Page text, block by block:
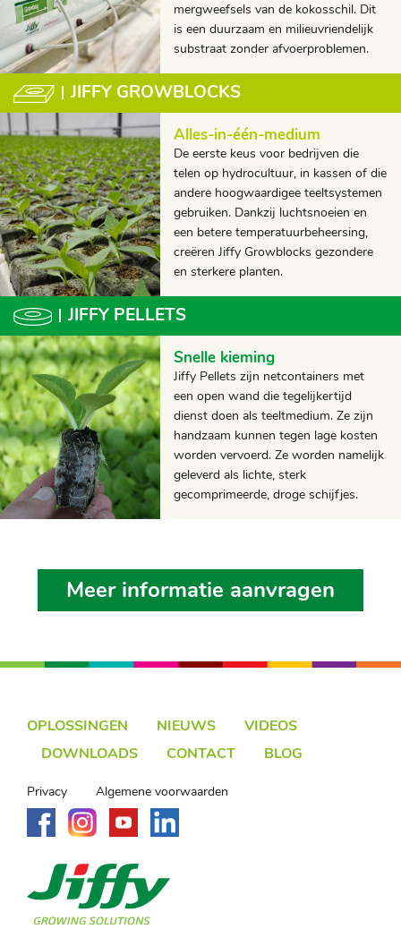
mergweefsels van de kokosschil. Dit
is een duurzaam en milieuvriendelijk
substraat zonder afvoerproblemen.
JIFFY GROWBLOCKS
Alles-in-één-medium
De eerste keus voor bedrijven die
telen op hydrocultuur, in kassen of die
andere hoogwaardigee teeltsystemen
gebruiken. Dankzij luchtsnoeien en
een betere temperatuurbeheersing,
creëren Jiffy Growblocks gezondere
en sterkere planten.
JIFFY PELLETS
Snelle kieming
Jiffy Pellets zijn netcontainers met
een open wand die tegelijkertijd
dienst doen als teeltmedium. Ze zijn
handzaam kunnen tegen lage kosten
worden vervoerd. Ze worden namelijk
geleverd als lichte, sterk
gecomprimeerde, droge schijfjes.
Meer informatie aanvragen
OPLOSSINGEN NIEUWS
VIDEOS
DOWNLOADS
CONTACT BLOG
Privacy Algemene voorwaarden